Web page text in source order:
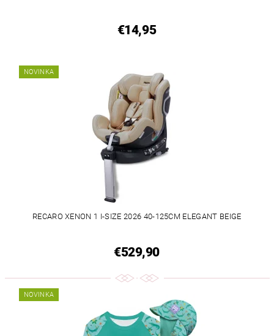
€14,95
NOVINKA
RECARO XENON 1 I-SIZE 2026 40-125CM ELEGANT BEIGE
€529,90
NOVINKA